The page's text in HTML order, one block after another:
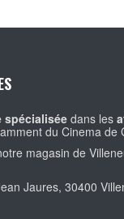
spécialisée dans les
du Cinema de
magasin de
Jaures, 30400